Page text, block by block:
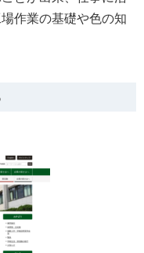
作業の基礎や色の知